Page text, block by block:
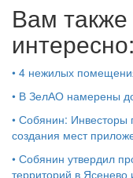
Вам
интересно:
• 4 нежилых
• В ЗелАО намерены
• Собянин: Инвесторы
создания мест
• Собянин утвердил
территорий в Ясенево